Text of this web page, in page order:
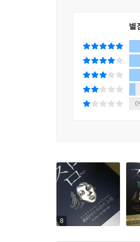
느낌이 다르다. 딱 꼬
누구보다 책을 많이
역시 수영으로, 하루키
분량이지만 하루키를
●감각적인 디자인, 하루
개고를 한 것인데, 이것
“짧은 분량이지만 긴
하고자 ‘역자후기’도
독자들도 좋아할 것이
별
8